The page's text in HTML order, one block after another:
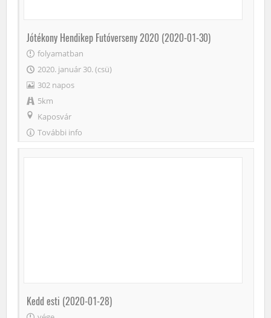
Jótékony Hendikep Futóverseny 2020 (2020-01-30)
folyamatban
2020. január 30. (csü)
302 napos
5km
Kaposvár
További info
Kedd esti (2020-01-28)